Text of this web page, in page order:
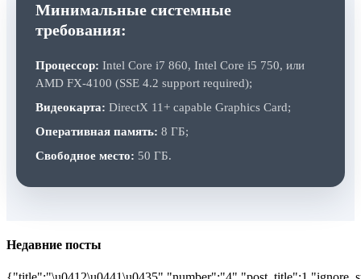
Минимальные системные
требования:
Процессор: Intel Core i7 860, Intel Core i5 750, или
AMD FX-4100 (SSE 4.2 support required);
Видеокарта: DirectX 11+ capable Graphics Card;
Оперативная память: 8 ГБ;
Свободное место: 50 ГБ.
Недавние посты